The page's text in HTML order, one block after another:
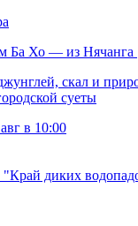
Ба Хо — из Нячанга
скал и
суеты
в 10:00